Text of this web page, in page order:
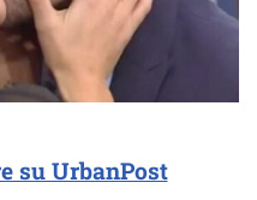
su UrbanPost